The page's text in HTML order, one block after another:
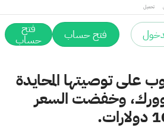
تحميل
فتح حساب فتح
حساب
على توصيتها المحايدة
وخفضت السعر